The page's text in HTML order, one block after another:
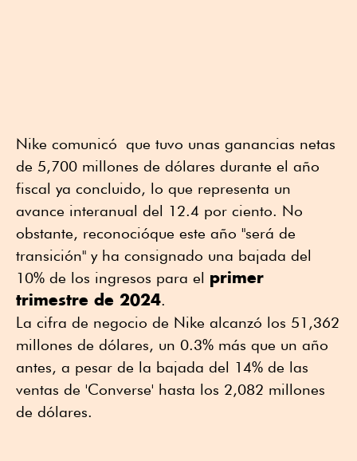
Nike comunicó que tuvo unas ganancias netas
de 5,700 millones de dólares durante el año
fiscal ya concluido, lo que representa un
avance interanual del 12.4 por ciento. No
obstante, reconocióque este año "será de
transición" y ha consignado una bajada del
10% de los ingresos para el primer
trimestre de 2024.
La cifra de negocio de Nike alcanzó los 51,362
millones de dólares, un 0.3% más que un año
antes, a pesar de la bajada del 14% de las
ventas de 'Converse' hasta los 2,082 millones
de dólares.